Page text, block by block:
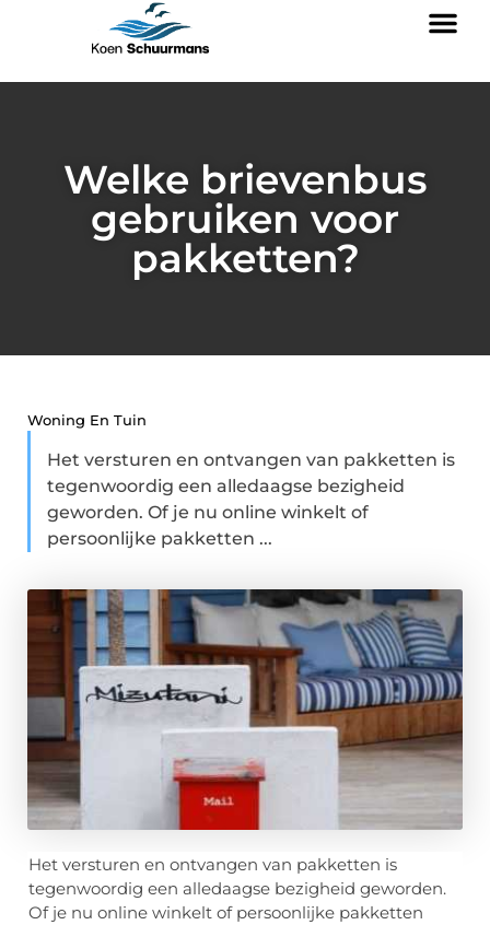
Welke brievenbus
gebruiken voor
pakketten?
Woning En Tuin
Het versturen en ontvangen van pakketten is
tegenwoordig een alledaagse bezigheid
geworden. Of je nu online winkelt of
persoonlijke pakketten ...
Het versturen en ontvangen van pakketten is
tegenwoordig een alledaagse bezigheid geworden.
Of je nu online winkelt of persoonlijke pakketten